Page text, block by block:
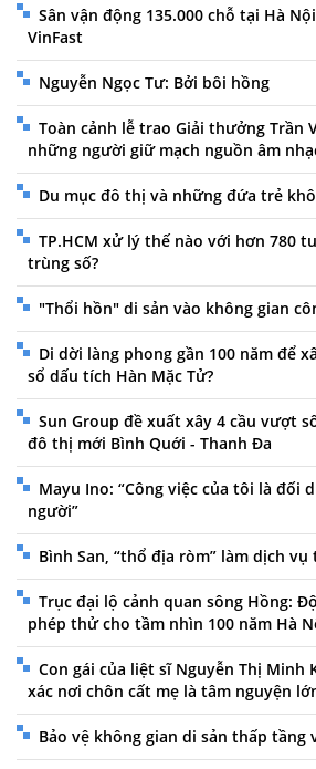
Sân vận động 135.000 chỗ tại Hà
VinFast
Nguyễn Ngọc Tư: Bởi bôi hồng
Toàn cảnh lễ trao Giải thưởng Trần
những người giữ mạch nguồn âm
Du mục đô thị và những đứa trẻ
TP.HCM xử lý thế nào với hơn 780
trùng số?
"Thổi hồn" di sản vào không gian
Di dời làng phong gần 100 năm để
sổ dấu tích Hàn Mặc Tử?
Sun Group đề xuất xây 4 cầu vượt
đô thị mới Bình Quới - Thanh Đa
Mayu Ino: “Công việc của tôi là đối
người”
Bình San, “thổ địa ròm” làm dịch
Trục đại lộ cảnh quan sông Hồng:
phép thử cho tầm nhìn 100 năm Hà
Con gái của liệt sĩ Nguyễn Thị Minh
xác nơi chôn cất mẹ là tâm nguyện
Bảo vệ không gian di sản thấp tầng